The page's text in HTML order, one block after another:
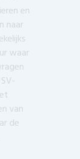
en
naar
waar
van
de